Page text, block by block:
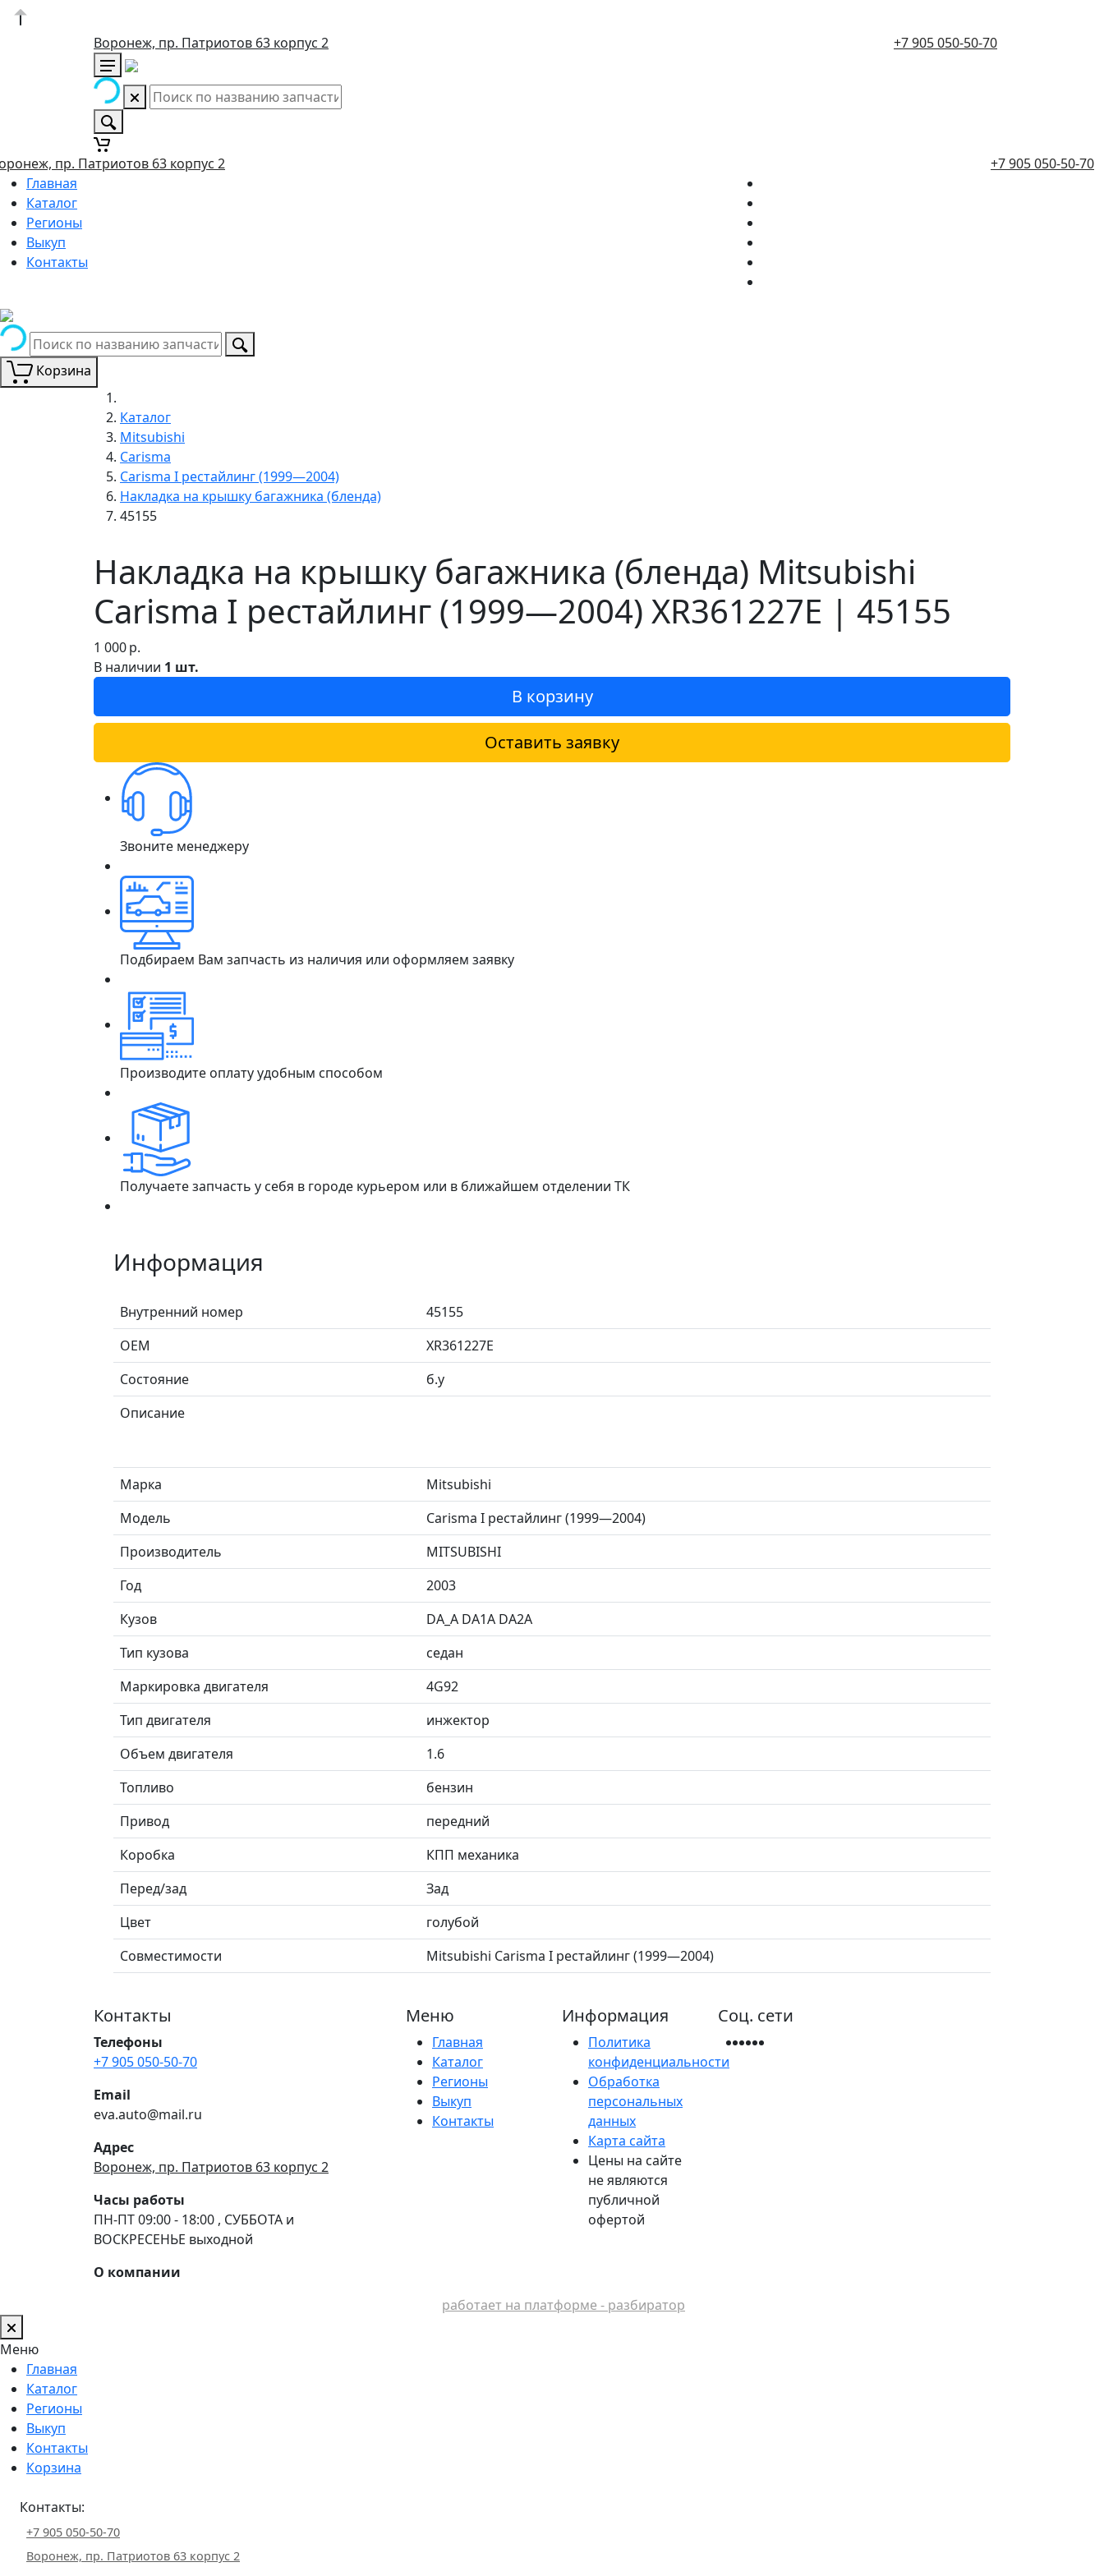
Воронеж, пр. Патриотов 63 корпус 2 +7 905 050-50-70
пр. Патриотов 63 корпус 2
+7 905 050-50-70
Главная
Каталог
Регионы
Выкуп
Контакты
Корзина
Каталог
Mitsubishi
Carisma
Carisma I рестайлинг (1999—2004)
Накладка на крышку багажника (бленда)
45155
Накладка на крышку багажника (бленда) Mitsubishi
Carisma I рестайлинг (1999—2004) XR361227E | 45155
1 000р.
В наличии 1 шт.
В корзину
Оставить заявку
Звоните менеджеру
Подбираем Вам запчасть из наличия или оформляем заявку
Производите оплату удобным способом
Получаете запчасть у себя в городе курьером или в ближайшем отделении ТК
Информация
Внутренний номер
45155
ОЕМ
XR361227E
Состояние
б.у
Описание
Марка
Mitsubishi
Модель
Carisma I рестайлинг (1999—2004)
Производитель
MITSUBISHI
Год
2003
Кузов
DA_A DA1A DA2A
Тип кузова
седан
Маркировка двигателя
4G92
Тип двигателя
инжектор
Объем двигателя
1.6
Топливо
бензин
Привод
передний
Коробка
КПП механика
Перед/зад
Зад
Цвет
голубой
Совместимости
Mitsubishi Carisma I рестайлинг (1999—2004)
Контакты
Телефоны
+7 905 050-50-70
Email
eva.auto@mail.ru
Адрес
Воронеж, пр. Патриотов 63 корпус 2
Часы работы
ПН-ПТ 09:00 - 18:00 , СУББОТА и
ВОСКРЕСЕНЬЕ выходной
О компании
Меню
Главная
Каталог
Регионы
Выкуп
Контакты
Информация
Политика
конфиденциальности
Обработка
персональных
данных
Карта сайта
Цены на сайте
не являются
публичной
офертой
Соц. сети
работает на платформе - разбиратор
Меню
Главная
Каталог
Регионы
Выкуп
Контакты
Корзина
Контакты:
+7 905 050-50-70
Воронеж, пр. Патриотов 63 корпус 2